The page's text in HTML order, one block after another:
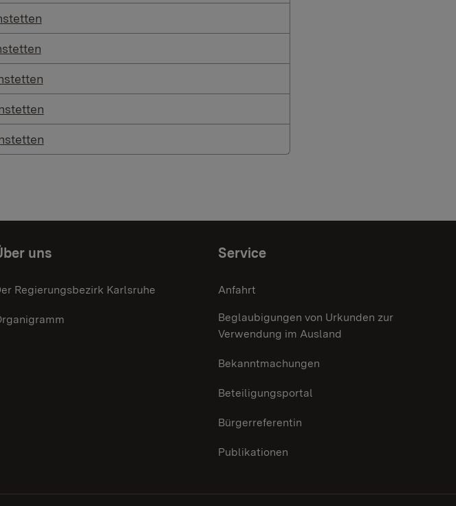
uns
Regierungsbezirk Karlsruhe
Service
Anfahrt
Beglaubigungen von Urkunden zur
Verwendung im Ausland
Bekanntmachungen
Beteiligungsportal
Bürgerreferentin
Publikationen